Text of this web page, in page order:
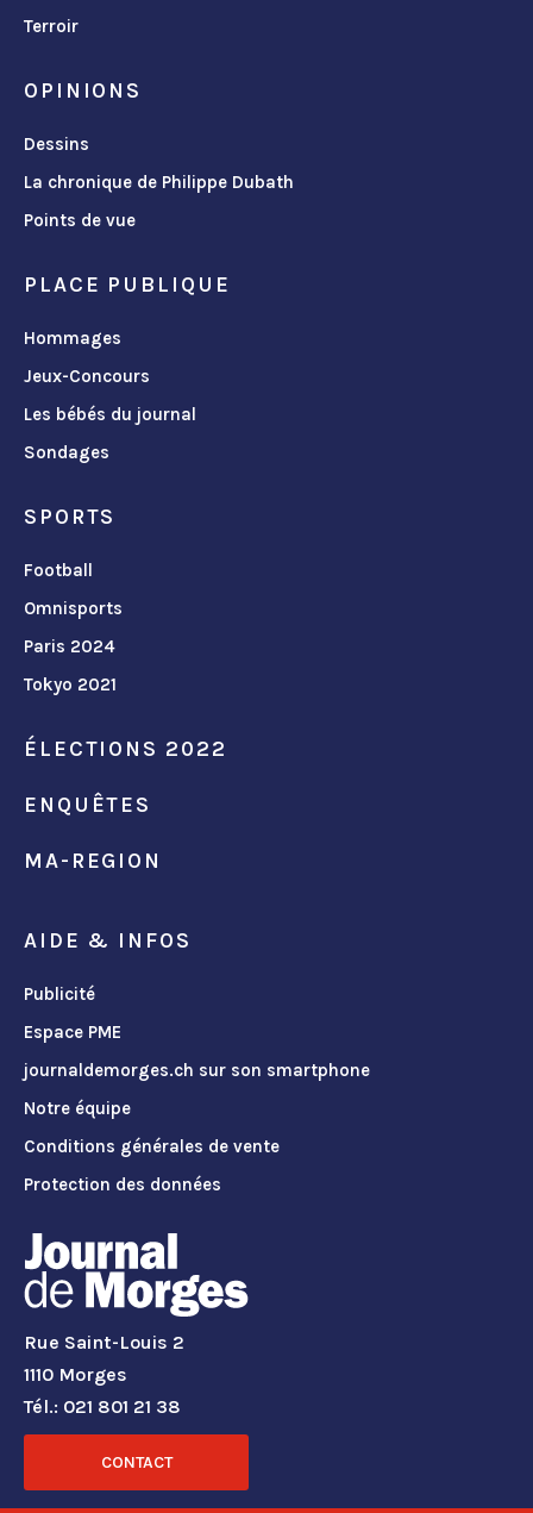
Terroir
OPINIONS
Dessins
La chronique de Philippe Dubath
Points de vue
PLACE PUBLIQUE
Hommages
Jeux-Concours
Les bébés du journal
Sondages
SPORTS
Football
Omnisports
Paris 2024
Tokyo 2021
ÉLECTIONS 2022
ENQUÊTES
MA-REGION
AIDE & INFOS
Publicité
Espace PME
journaldemorges.ch sur son smartphone
Notre équipe
Conditions générales de vente
Protection des données
Rue Saint-Louis 2
1110 Morges
Tél.: 021 801 21 38
CONTACT